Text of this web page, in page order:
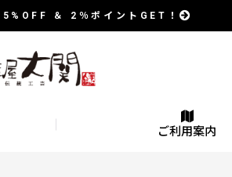
5%OFF ＆ 2％ポイントGET！
ご利用案内